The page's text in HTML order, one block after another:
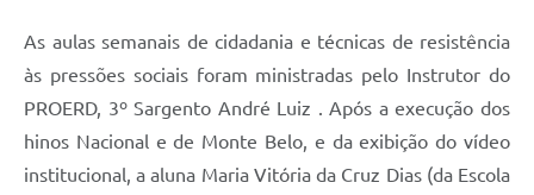
As aulas semanais de cidadania e técnicas de resistência
às pressões sociais foram ministradas pelo Instrutor do
PROERD, 3º Sargento André Luiz . Após a execução dos
hinos Nacional e de Monte Belo, e da exibição do vídeo
institucional, a aluna Maria Vitória da Cruz Dias (da Escola